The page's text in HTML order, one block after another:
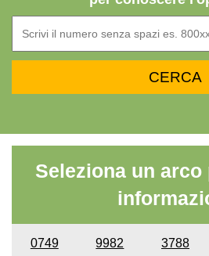
Seleziona un
0749 9982 3788